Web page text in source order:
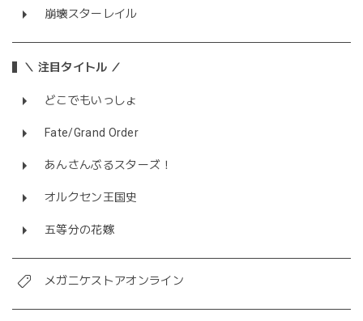
崩壊スターレイル
＼ 注目タイトル ／
どこでもいっしょ
Fate/Grand Order
あんさんぶるスターズ！
オルクセン王国史
五等分の花嫁
メガニケストアオンライン